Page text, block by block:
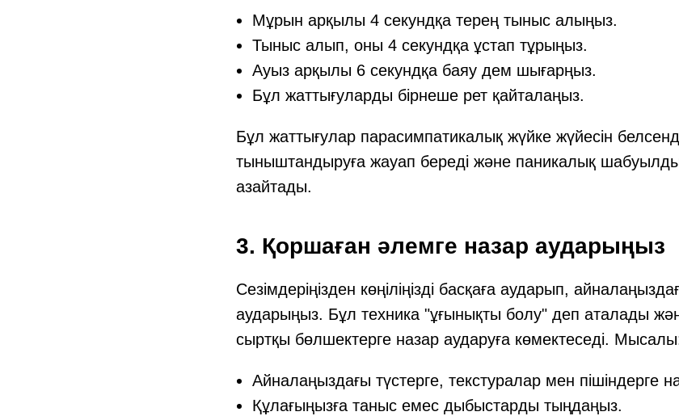
Мұрын арқылы 4 секундқа терең тыныс алыңыз.
Тыныс алып, оны 4 секундқа ұстап тұрыңыз.
Ауыз арқылы 6 секундқа баяу дем шығарңыз.
Бұл жаттығуларды бірнеше рет қайталаңыз.
Бұл жаттығулар парасимпатикалық жүйке жүйесін
тыныштандыруға жауап береді және паникалық
азайтады.
3. Қоршаған әлемге назар аударыңыз
Сезімдеріңізден көңіліңізді басқаға аударып,
аударыңыз. Бұл техника "ұғынықты болу" деп аталады
сыртқы бөлшектерге назар аударуға көмектеседі.
Айналаңыздағы түстерге, текстуралар мен пішіндерге
Құлағыңызға таныс емес дыбыстарды тыңдаңыз.